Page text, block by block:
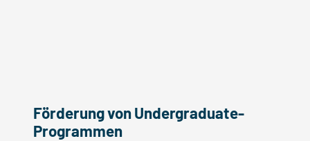
Förderung von Undergraduate-
Programmen